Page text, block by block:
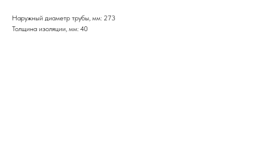
Наружный диаметр трубы, мм: 273
Толщина изоляции, мм: 40